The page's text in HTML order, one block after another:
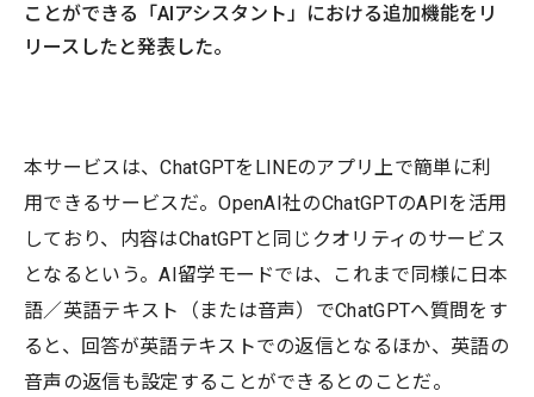
ことができる「AIアシスタント」における追加機能をリ
リースしたと発表した。
本サービスは、ChatGPTをLINEのアプリ上で簡単に利
用できるサービスだ。OpenAI社のChatGPTのAPIを活用
しており、内容はChatGPTと同じクオリティのサービス
となるという。AI留学モードでは、これまで同様に日本
語／英語テキスト（または音声）でChatGPTへ質問をす
ると、回答が英語テキストでの返信となるほか、英語の
音声の返信も設定することができるとのことだ。